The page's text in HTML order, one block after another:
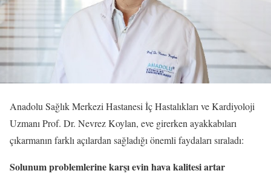
Anadolu Sağlık Merkezi Hastanesi İç Hastalıkları ve Kardiyoloji
Uzmanı Prof. Dr. Nevrez Koylan, eve girerken ayakkabıları
çıkarmanın farklı açılardan sağladığı önemli faydaları sıraladı:
Solunum problemlerine karşı evin hava kalitesi artar